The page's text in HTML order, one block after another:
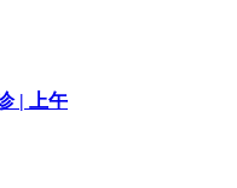
| 上午